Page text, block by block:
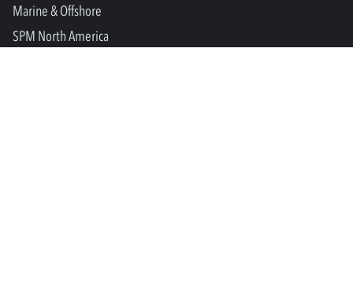
Marine & Offshore
SPM North America